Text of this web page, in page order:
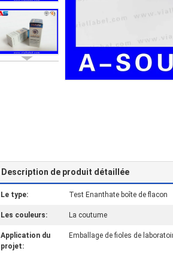
Description de produit détaillée
Le type: Test Enanthate boîte de flacon
Les couleurs: La coutume
Application du
projet:
Emballage de fioles de